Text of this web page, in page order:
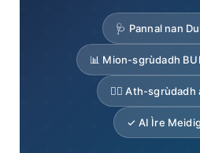
🩺 Pannal nan
📊 Mion-sgrùdadh
👨‍⚕️ Ath-sgrùdadh
✓ AI Ìre